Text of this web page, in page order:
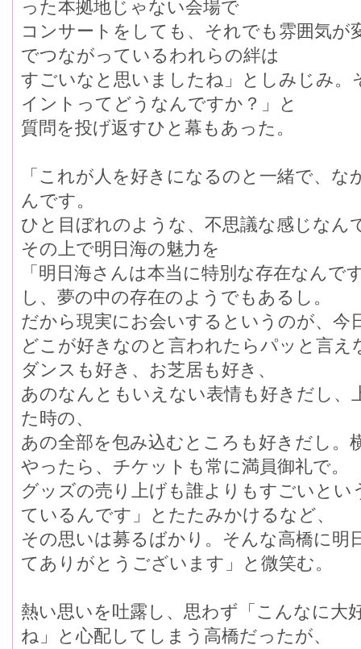
った本拠地じゃない会場で
コンサートをしても、それでも雰囲気が
でつながっているわれらの絆は
すごいなと思いましたね」としみじみ。
イントってどうなんですか？」と
質問を投げ返すひと幕もあった。
「これが人を好きになるのと一緒で、
んです。
ひと目ぼれのような、不思議な感じなん
その上で明日海の魅力を
「明日海さんは本当に特別な存在なん
し、夢の中の存在のようでもあるし。
だから現実にお会いするというのが、今
どこが好きなのと言われたらパッと言
ダンスも好き、お芝居も好き、
あのなんともいえない表情も好きだし、
た時の、
あの全部を包み込むところも好きだし。
やったら、チケットも常に満員御礼で。
グッズの売り上げも誰よりもすごいとい
ているんです」とたたみかけるなど、
その思いは募るばかり。そんな高橋に明
てありがとうございます」と微笑む。
熱い思いを吐露し、思わず「こんなに大
ね」と心配してしまう高橋だったが、